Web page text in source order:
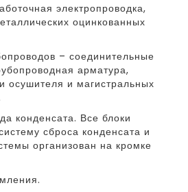
электропроводка,
оцинкованных
– соединительные
арматура,
осушителя и магистральных
конденсата. Все блоки
сброса конденсата и
организован на кромке